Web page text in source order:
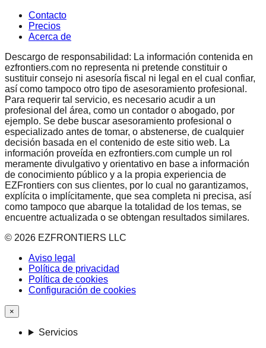
Contacto
Precios
Acerca de
Descargo de responsabilidad: La información contenida en
ezfrontiers.com no representa ni pretende constituir o
sustituir consejo ni asesoría fiscal ni legal en el cual confiar,
así como tampoco otro tipo de asesoramiento profesional.
Para requerir tal servicio, es necesario acudir a un
profesional del área, como un contador o abogado, por
ejemplo. Se debe buscar asesoramiento profesional o
especializado antes de tomar, o abstenerse, de cualquier
decisión basada en el contenido de este sitio web. La
información proveída en ezfrontiers.com cumple un rol
meramente divulgativo y orientativo en base a información
de conocimiento público y a la propia experiencia de
EZFrontiers con sus clientes, por lo cual no garantizamos,
explícita o implícitamente, que sea completa ni precisa, así
como tampoco que abarque la totalidad de los temas, se
encuentre actualizada o se obtengan resultados similares.
© 2026 EZFRONTIERS LLC
Aviso legal
Política de privacidad
Política de cookies
Configuración de cookies
×
Servicios